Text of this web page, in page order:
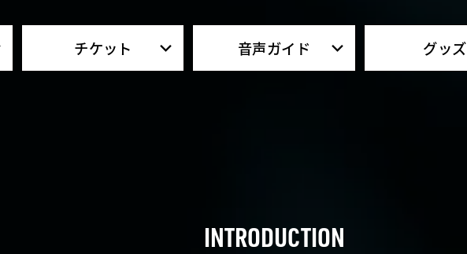
チケット 音声ガイド グッズ
INTRODUCTION